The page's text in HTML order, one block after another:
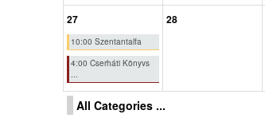
27
10:00 Szentantalfa
4:00 Cserháti Könyvs
...
28
All Categories ...